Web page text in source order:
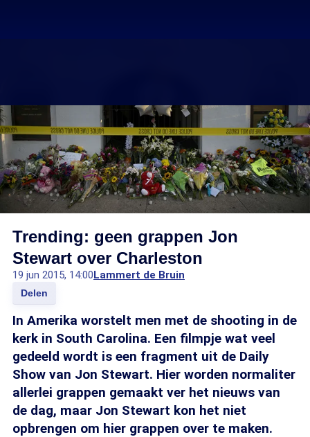
Trending: geen grappen Jon
Stewart over Charleston
19 jun 2015, 14:00Lammert de Bruin
Delen
In Amerika worstelt men met de shooting in de
kerk in South Carolina. Een filmpje wat veel
gedeeld wordt is een fragment uit de Daily
Show van Jon Stewart. Hier worden normaliter
allerlei grappen gemaakt ver het nieuws van
de dag, maar Jon Stewart kon het niet
opbrengen om hier grappen over te maken.